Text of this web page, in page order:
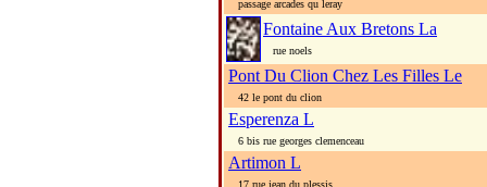
passage arcades qu leray
Fontaine Aux Bretons La
rue noels
Pont Du Clion Chez Les Filles Le
42 le pont du clion
Esperenza L
6 bis rue georges clemenceau
Artimon L
17 rue jean du plessis